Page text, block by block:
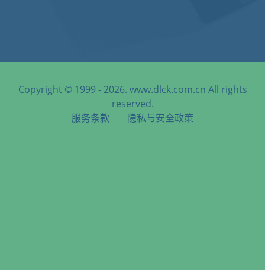
Copyright © 1999 - 2026. www.dlck.com.cn All rights
reserved.
服务条款
隐私与安全政策